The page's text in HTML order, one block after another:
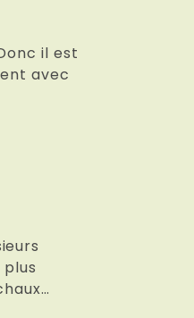
il est
avec